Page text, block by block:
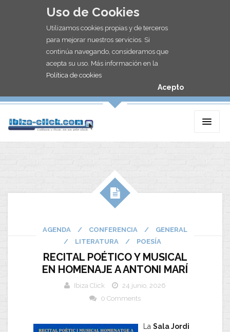
Uso de Cookies
Utilizamos cookies propias y de terceros
para mejorar nuestros servicios. Si
continúa navegando, consideramos que
acepta su uso. Más información en la
Política de cookies
Acepto
AGENDA / CONFERENCIA /
GENERAL
/
LITERATURA / POESÍA
RECITAL POÉTICO Y MUSICAL
EN HOMENAJE A ANTONI MARÍ
Ibiza Click
24 junio, 2026
0 Comments
La Sala Jordi